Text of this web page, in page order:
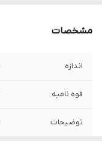
مشخصات
اندازه
قوه نامیه
توضیحات